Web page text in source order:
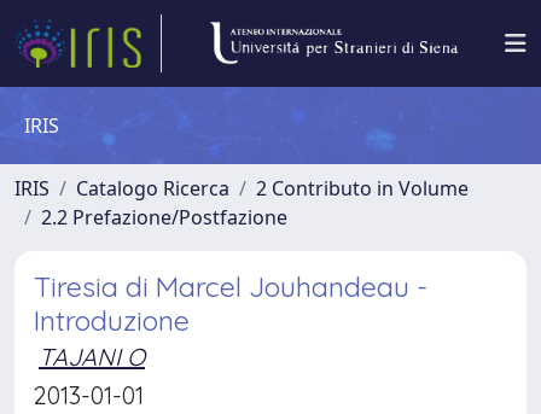
IRIS
IRIS Catalogo Ricerca
2 Contributo in Volume
2.2 Prefazione/Postfazione
Tiresia di Marcel Jouhandeau -
Introduzione
TAJANI O
2013-01-01